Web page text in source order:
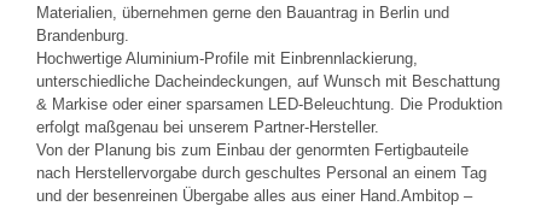
Materialien, übernehmen gerne den Bauantrag in Berlin und
Brandenburg.
Hochwertige Aluminium-Profile mit Einbrennlackierung,
unterschiedliche Dacheindeckungen, auf Wunsch mit Beschattung
& Markise oder einer sparsamen LED-Beleuchtung. Die Produktion
erfolgt maßgenau bei unserem Partner-Hersteller.
Von der Planung bis zum Einbau der genormten Fertigbauteile
nach Herstellervorgabe durch geschultes Personal an einem Tag
und der besenreinen Übergabe alles aus einer Hand.Ambitop –